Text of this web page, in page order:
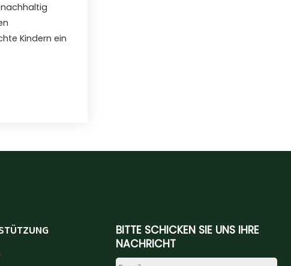
Kindern ein
BITTE SCHICKEN SIE UNS IHRE
NACHRICHT